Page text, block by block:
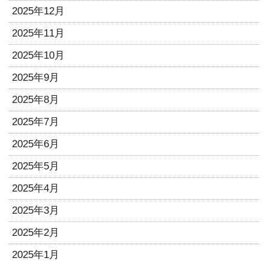
2025年12月
2025年11月
2025年10月
2025年9月
2025年8月
2025年7月
2025年6月
2025年5月
2025年4月
2025年3月
2025年2月
2025年1月